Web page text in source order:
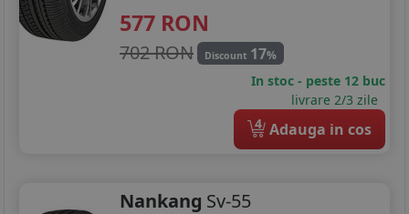
577 RON
702 RON Discount 17%
In stoc - peste 12 buc
livrare 2/3 zile
4 Adauga in cos
Nankang Sv-55